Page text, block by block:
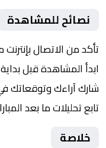
نصائح للمشاهدة
تأكد من الاتصال
ابدأ المشاهدة قبل بداية
شارك آراءك وتوقعاتك
تابع تحليلات ما بعد
خلاصة